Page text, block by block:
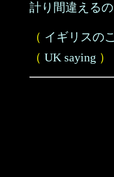
計り間違えるの
（ イギリスの
（ UK saying ）